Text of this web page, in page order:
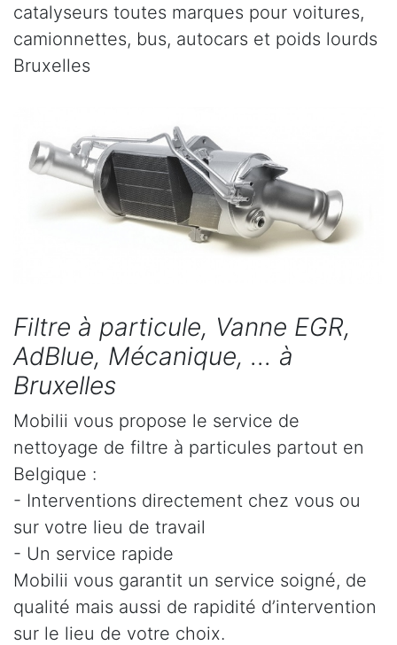
catalyseurs toutes marques pour voitures,
camionnettes, bus, autocars et poids lourds
Bruxelles
Filtre à particule, Vanne EGR,
AdBlue, Mécanique, ... à
Bruxelles
Mobilii vous propose le service de
nettoyage de filtre à particules partout en
Belgique :
- Interventions directement chez vous ou
sur votre lieu de travail
- Un service rapide
Mobilii vous garantit un service soigné, de
qualité mais aussi de rapidité d’intervention
sur le lieu de votre choix.